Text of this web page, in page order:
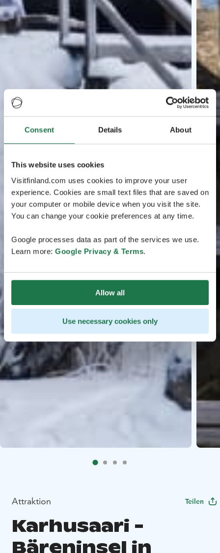
Consent Details About
This website uses cookies
Visitfinland.com uses cookies to improve your user
experience. Cookies are small text files that are saved on
your computer or mobile device when you visit the site.
You can change your cookie preferences at any time.
Google processes data as part of the services we use.
Learn more: Google Privacy & Terms.
Allow all
Use necessary cookies only
Attraktion Teilen
Karhusaari -
Bäreninsel in